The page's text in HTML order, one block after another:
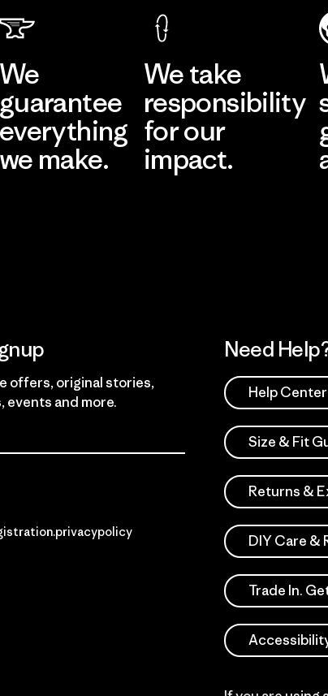
We
guarantee
everything
we make.
We take
responsibility
for our
impact.
offers, original stories,
events and more.
Need
Help Center
Size & Fit
Returns &
DIY Care &
Trade In.